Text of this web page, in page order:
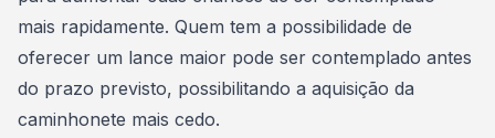
mais rapidamente. Quem tem a possibilidade de
oferecer um lance maior pode ser contemplado antes
do prazo previsto, possibilitando a aquisição da
caminhonete mais cedo.